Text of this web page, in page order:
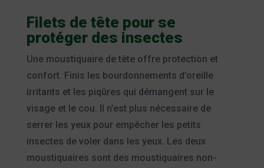
Filets de tête pour se
protéger des insectes
Une moustiquaire de tête offre protection et
confort. Finis les bourdonnements d’oreille
irritants et les piqûres qui démangent sur le
visage et le cou. Il n’est plus nécessaire de
serrer les yeux pour empêcher les petits
insectes de voler dans les yeux. Les deux
moustiquaires sont des moustiquaires non-